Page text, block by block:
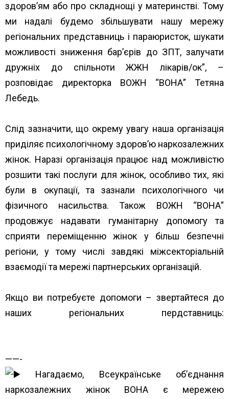
здоров’ям або про складнощі у материнстві. Тому
ми надалі будемо збільшувати нашу мережу
регіональних представниць і параюристок, шукати
можливості зниження бар’єрів до ЗПТ, залучати
дружніх до спільноти ЖЖН лікарів/ок”, –
розповідає директорка ВОЖН “ВОНА” Тетяна
Лебедь.
Слід зазначити, що окрему увагу наша організація
приділяє психологічному здоров’ю наркозалежних
жінок. Наразі організація працює над можливістю
розшити такі послуги для жінок, особливо тих, які
були в окупації, та зазнали психологічного чи
фізичного насильства. Також ВОЖН “ВОНА”
продовжує надавати гуманітарну допомогу та
сприяти переміщенню жінок у більш безпечні
регіони, у тому числі завдякі міжсекторіальній
взаємодії та мережі партнерських організацій.
Якщо ви потребуєте допомоги – звертайтеся до
наших регіональних пердставниць:
——-
Нагадаємо, Всеукраїнське об’єднання
наркозалежних жінок ВОНА є мережею